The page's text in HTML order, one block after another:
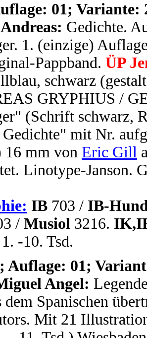
01; Variante:
Gedichte.
1. (einzige)
Pappband. ÜP
schwarz
GRYPHIUS /
(Schrift schwarz,
mit Nr.
16 mm von Eric Gill
Linotype-Janson.
IB 703 / IB-
/ Musiol 3216.
-10. Tsd.
Auflage: 01;
Angel:
dem Spanischen
Mit 21